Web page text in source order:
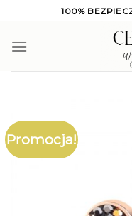
content
100%
Promocja!